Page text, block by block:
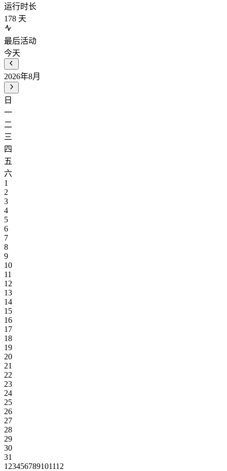
运行时长
178 天
最后活动
今天
2026年8月
日
一
二
三
四
五
六
1
2
3
4
5
6
7
8
9
10
11
12
13
14
15
16
17
18
19
20
21
22
23
24
25
26
27
28
29
30
31
1 23456789101112